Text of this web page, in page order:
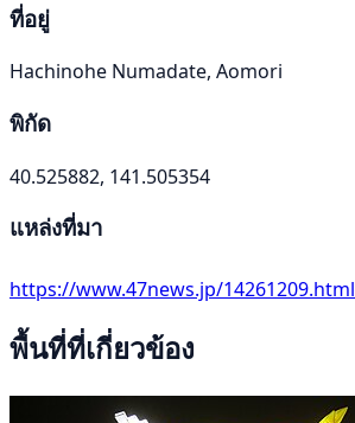
ที่อยู่
Hachinohe Numadate, Aomori
พิกัด
40.525882, 141.505354
แหล่งที่มา
https://www.47news.jp/14261209.html
พื้นที่ที่เกี่ยวข้อง